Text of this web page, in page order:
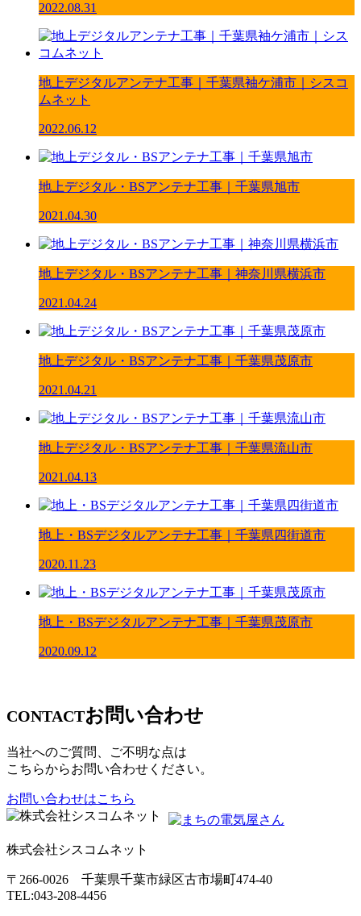
2022.08.31
地上デジタルアンテナ工事｜千葉県袖ケ浦市｜シスコ
ムネット
2022.06.12
地上デジタル・BSアンテナ工事｜千葉県旭市
2021.04.30
地上デジタル・BSアンテナ工事｜神奈川県横浜市
2021.04.24
地上デジタル・BSアンテナ工事｜千葉県茂原市
2021.04.21
地上デジタル・BSアンテナ工事｜千葉県流山市
2021.04.13
地上・BSデジタルアンテナ工事｜千葉県四街道市
2020.11.23
地上・BSデジタルアンテナ工事｜千葉県茂原市
2020.09.12
CONTACTお問い合わせ
当社へのご質問、ご不明な点は
こちらからお問い合わせください。
お問い合わせはこちら
株式会社シスコムネット
〒266-0026 千葉県千葉市緑区古市場町474-40
TEL:043-208-4456